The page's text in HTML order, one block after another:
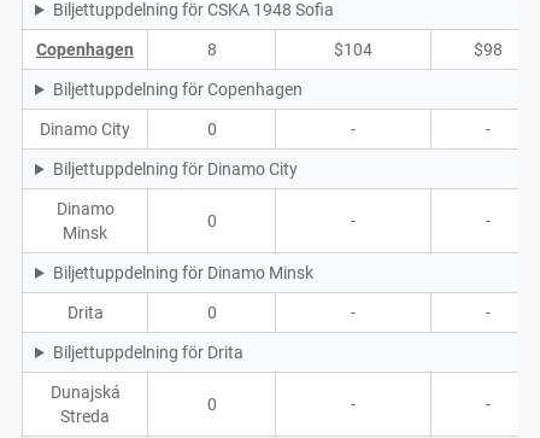
Biljettuppdelning för CSKA 1948 Sofia
Copenhagen 8 $104 $98
Biljettuppdelning för Copenhagen
Dinamo City 0 - -
Biljettuppdelning för Dinamo City
Dinamo
Minsk
0 - -
Biljettuppdelning för Dinamo Minsk
Drita 0 - -
Biljettuppdelning för Drita
Dunajská
Streda
0 - -